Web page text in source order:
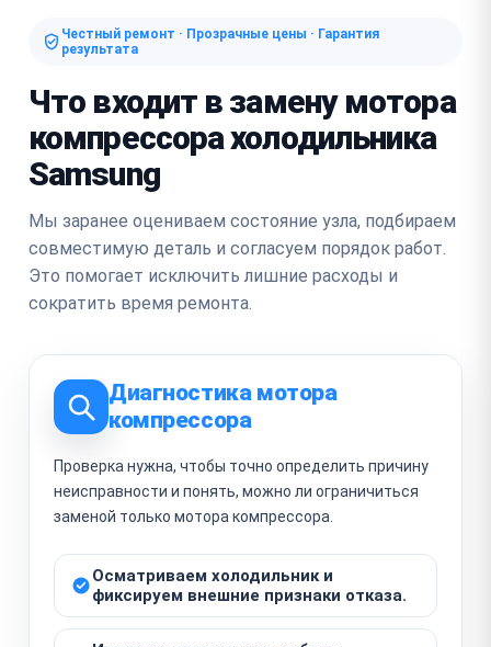
Честный ремонт · Прозрачные цены · Гарантия
результата
Что входит в замену мотора
компрессора холодильника
Samsung
Мы заранее оцениваем состояние узла, подбираем
совместимую деталь и согласуем порядок работ.
Это помогает исключить лишние расходы и
сократить время ремонта.
Диагностика мотора
компрессора
Проверка нужна, чтобы точно определить причину
неисправности и понять, можно ли ограничиться
заменой только мотора компрессора.
Осматриваем холодильник и
фиксируем внешние признаки отказа.